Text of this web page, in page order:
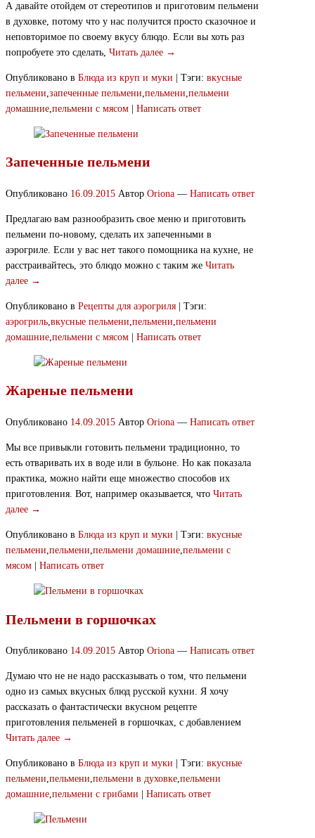
А давайте отойдем от стереотипов и приготовим пельмени
в духовке, потому что у нас получится просто сказочное и
неповторимое по своему вкусу блюдо. Если вы хоть раз
попробуете это сделать, Читать далее →
Опубликовано в Блюда из круп и муки | Тэги: вкусные
пельмени запеченные пельмени пельмени пельмени
домашние пельмени с мясом | Написать ответ
Запеченные пельмени
Опубликовано 16.09.2015 Автор Oriona — Написать ответ
Предлагаю вам разнообразить свое меню и приготовить
пельмени по-новому, сделать их запеченными в
аэрогриле. Если у вас нет такого помощника на кухне, не
расстраивайтесь, это блюдо можно с таким же Читать
далее →
Опубликовано в Рецепты для аэрогриля
Тэги:
аэрогриль вкусные пельмени пельмени пельмени
домашние пельмени с мясом Написать ответ
Жареные пельмени
Опубликовано 14.09.2015 Автор Oriona — Написать ответ
Мы все привыкли готовить пельмени традиционно, то
есть отваривать их в воде или в бульоне. Но как показала
практика, можно найти еще множество способов их
приготовления. Вот, например оказывается, что Читать
далее →
Опубликовано в Блюда из круп и муки Тэги: вкусные
пельмени,пельмени,пельмени домашние,пельмени с
мясом
Написать ответ
Пельмени в горшочках
Опубликовано 14.09.2015 Автор Oriona — Написать ответ
Думаю что не не надо рассказывать о том, что пельмени
одно из самых вкусных блюд русской кухни. Я хочу
рассказать о фантастически вкусном рецепте
приготовления пельменей в горшочках, с добавлением
Читать далее →
Опубликовано в Блюда из круп и муки Тэги: вкусные
пельмени,пельмени,пельмени в духовке,пельмени
домашние,пельмени с грибами Написать ответ